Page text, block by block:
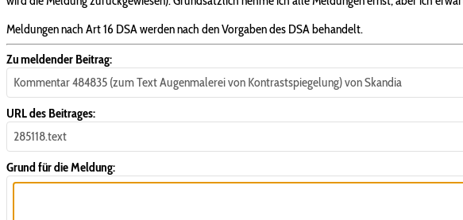
Meldungen nach Art 16 DSA werden nach den Vorgaben des DSA behandelt.
Zu meldender Beitrag:
Kommentar 484835 (zum Text Augenmalerei von Kontrastspiegelung) von Skandia
URL des Beitrages:
285118.text
Grund für die Meldung: